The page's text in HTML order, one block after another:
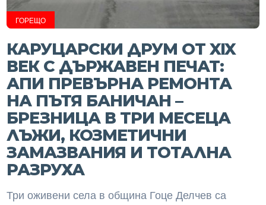
ГОРЕЩО
КАРУЦАРСКИ ДРУМ ОТ XIX
ВЕК С ДЪРЖАВЕН ПЕЧАТ:
АПИ ПРЕВЪРНА РЕМОНТА
НА ПЪТЯ БАНИЧАН –
БРЕЗНИЦА В ТРИ МЕСЕЦА
ЛЪЖИ, КОЗМЕТИЧНИ
ЗАМАЗВАНИЯ И ТОТАЛНА
РАЗРУХА
Три оживени села в община Гоце Делчев са